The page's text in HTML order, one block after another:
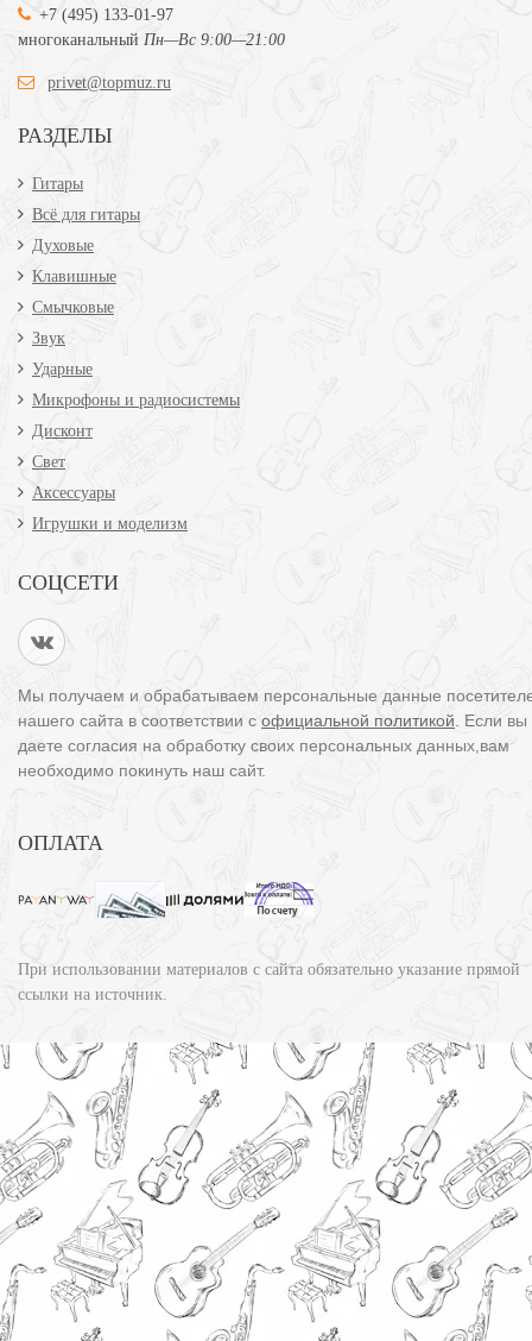
+7 (495) 133-01-97
многоканальный Пн—Вс 9:00—21:00
privet@topmuz.ru
РАЗДЕЛЫ
Гитары
Всё для гитары
Духовые
Клавишные
Смычковые
Звук
Ударные
Микрофоны и радиосистемы
Дисконт
Свет
Аксессуары
Игрушки и моделизм
СОЦСЕТИ
Мы получаем и обрабатываем персональные данные
нашего сайта в соответствии с официальной политикой. Если вы
даете согласия на обработку своих персональных данных,вам
необходимо покинуть наш сайт.
ОПЛАТА
При использовании материалов с сайта обязательно указание прямой
ссылки на источник.